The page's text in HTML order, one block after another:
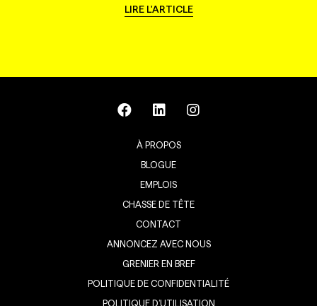
LIRE L'ARTICLE
À PROPOS
BLOGUE
EMPLOIS
CHASSE DE TÊTE
CONTACT
ANNONCEZ AVEC NOUS
GRENIER EN BREF
POLITIQUE DE CONFIDENTIALITÉ
POLITIQUE D’UTILISATION